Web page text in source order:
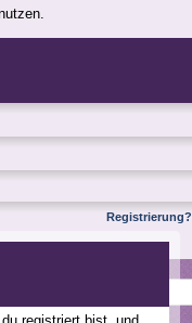
Registrierung?